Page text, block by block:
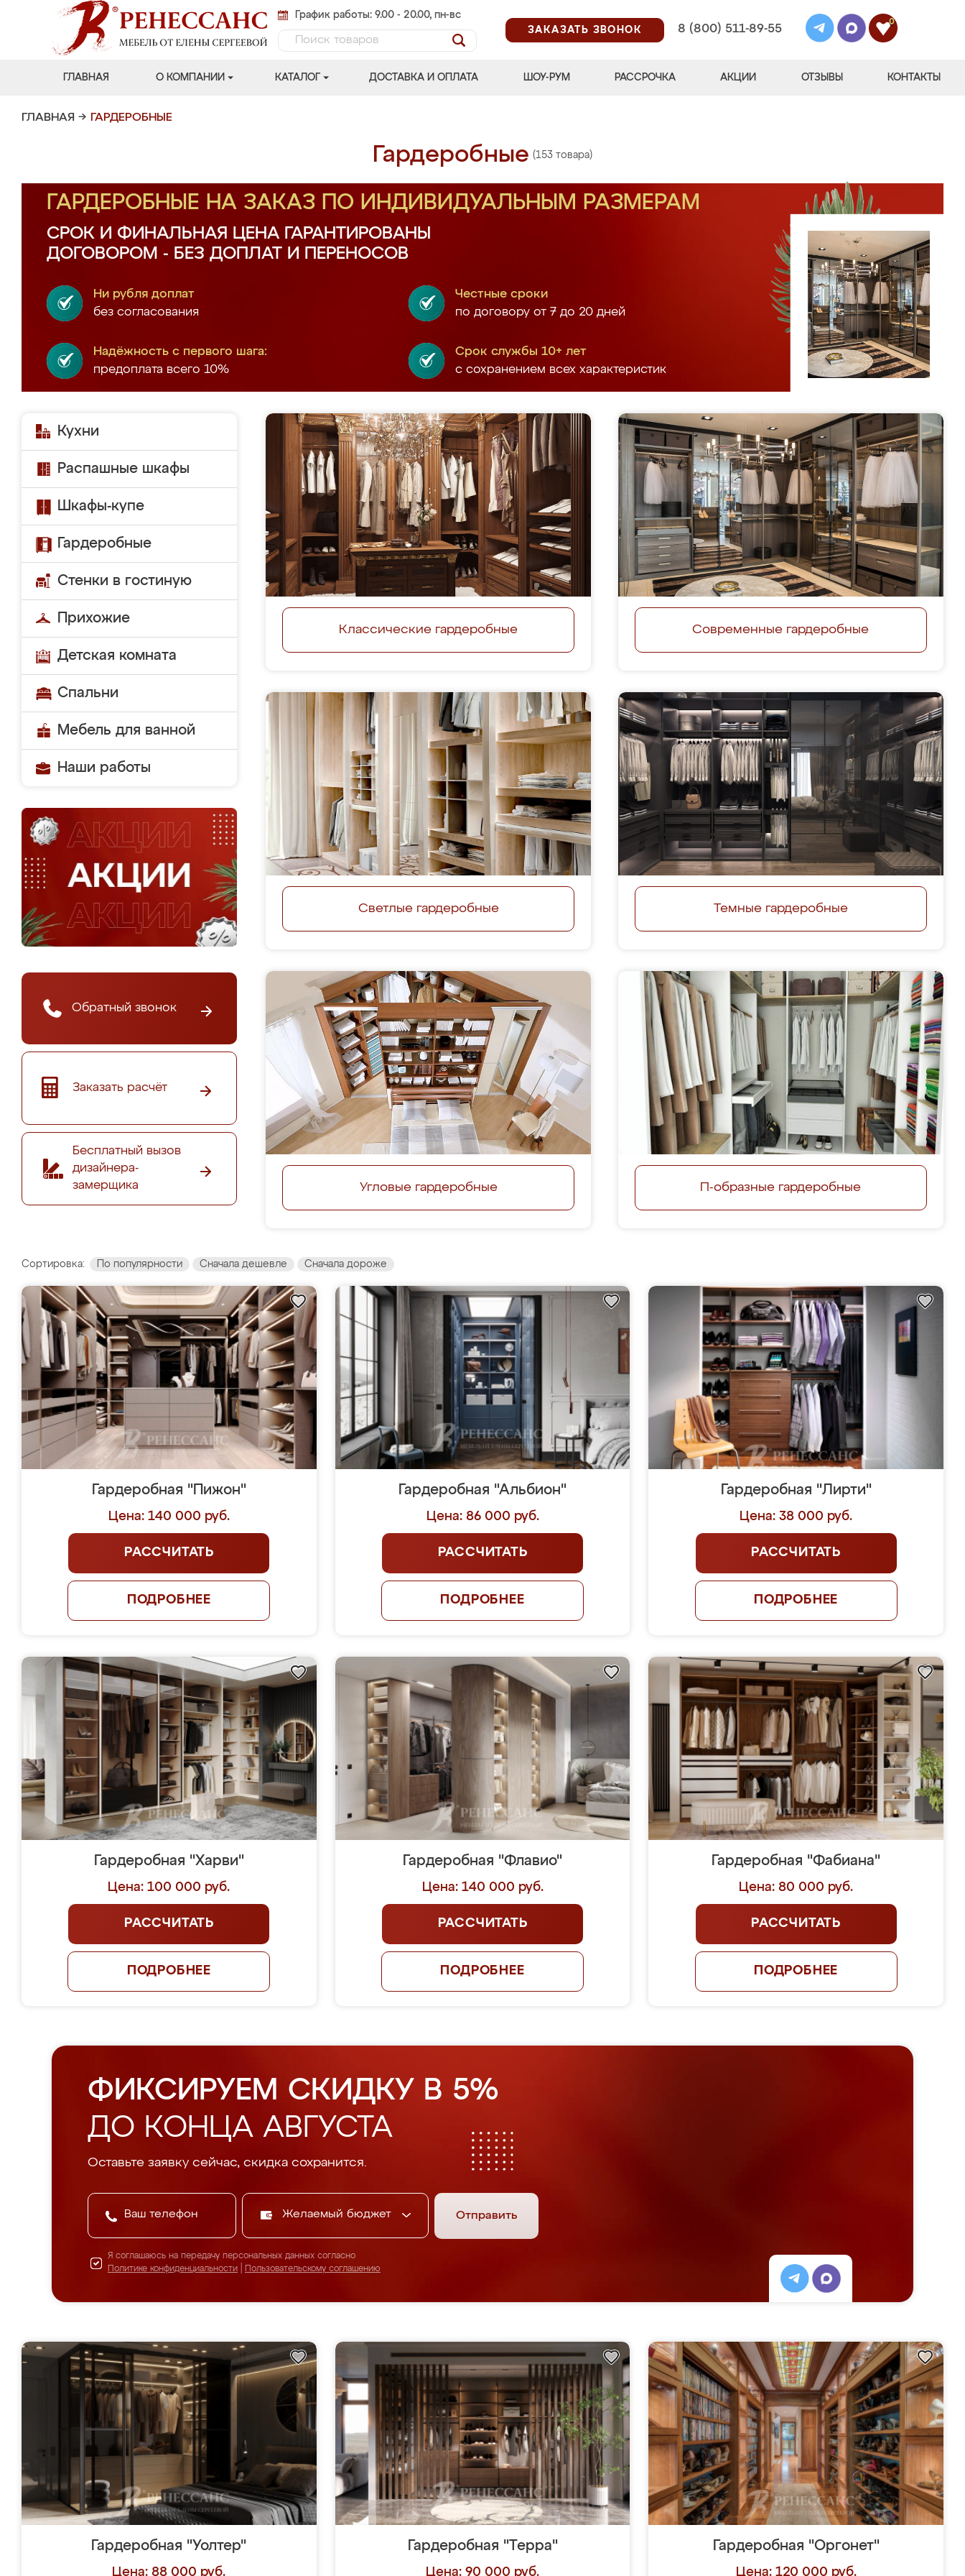
График работы: 9.00 - 20.00, пн-вс
ЗАКАЗАТЬ ЗВОНОК
8 (800) 511-89-55
0
ГЛАВНАЯ О КОМПАНИИ КАТАЛОГ ДОСТАВКА И ОПЛАТА ШОУ-РУМ РАССРОЧКА АКЦИИ ОТЗЫВЫ КОНТАКТЫ
ГЛАВНАЯ → ГАРДЕРОБНЫЕ
Гардеробные (153 товара)
ГАРДЕРОБНЫЕ НА ЗАКАЗ ПО ИНДИВИДУАЛЬНЫМ РАЗМЕРАМ
СРОК И ФИНАЛЬНАЯ ЦЕНА ГАРАНТИРОВАНЫ
ДОГОВОРОМ - БЕЗ ДОПЛАТ И ПЕРЕНОСОВ
Ни рубля доплат
без согласования
Честные сроки
по договору от 7 до 20 дней
Надёжность с первого шага:
предоплата всего 10%
Срок службы 10+ лет
с сохранением всех характеристик
Кухни
Распашные шкафы
Шкафы-купе
Гардеробные
Стенки в гостиную
Прихожие
Детская комната
Спальни
Мебель для ванной
Наши работы
Обратный звонок
Заказать расчёт
Бесплатный вызов
дизайнера-
замерщика
Классические гардеробные Современные гардеробные
Светлые гардеробные Темные гардеробные
Угловые гардеробные П-образные гардеробные
Сортировка: По популярности Сначала дешевле Сначала дороже
Гардеробная "Пижон"
Цена: 140 000 руб.
РАССЧИТАТЬ
ПОДРОБНЕЕ
Гардеробная "Альбион"
Цена: 86 000 руб.
РАССЧИТАТЬ
ПОДРОБНЕЕ
Гардеробная "Лирти"
Цена: 38 000 руб.
РАССЧИТАТЬ
ПОДРОБНЕЕ
Гардеробная "Харви"
Цена: 100 000 руб.
РАССЧИТАТЬ
ПОДРОБНЕЕ
Гардеробная "Флавио"
Цена: 140 000 руб.
РАССЧИТАТЬ
ПОДРОБНЕЕ
Гардеробная "Фабиана"
Цена: 80 000 руб.
РАССЧИТАТЬ
ПОДРОБНЕЕ
ФИКСИРУЕМ СКИДКУ В 5%
ДО КОНЦА АВГУСТА
Оставьте заявку сейчас, скидка сохранится.
Желаемый бюджет Отправить
Я соглашаюсь на передачу персональных данных согласно
Политике конфиденциальности
Пользовательскому соглашению
Гардеробная "Уолтер"
Цена: 88 000 руб.
Гардеробная "Терра"
Цена: 90 000 руб.
Гардеробная "Оргонет"
Цена: 120 000 руб.